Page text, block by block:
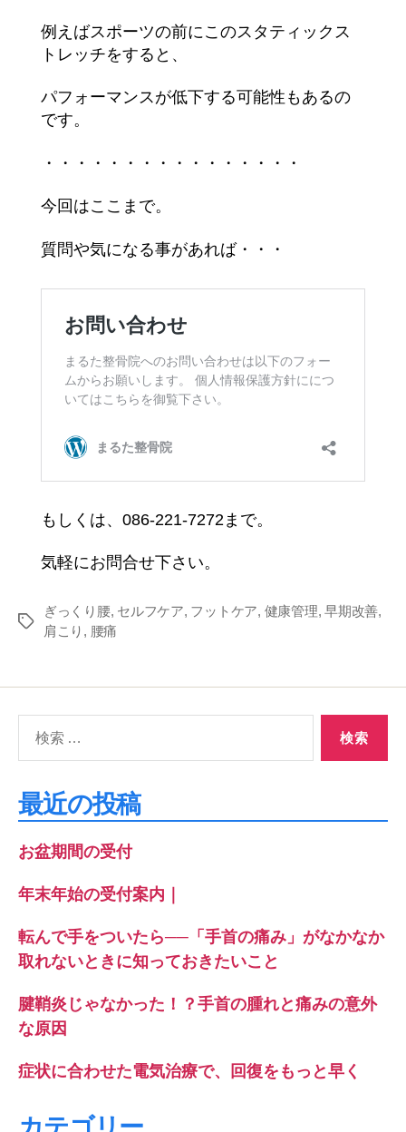
例えばスポーツの前にこのスタティックス
トレッチをすると、
パフォーマンスが低下する可能性もあるの
です。
・・・・・・・・・・・・・・・・
今回はここまで。
質問や気になる事があれば・・・
もしくは、086-221-7272まで。
気軽にお問合せ下さい。
タ
ぎっくり腰, セルフケア, フットケア, 健康管理,早期改善,
肩こり , 腰痛
象:
最近の投稿
お盆期間の受付
年末年始の受付案内｜
転んで手をついたら──「手首の痛み」がなかなか
取れないときに知っておきたいこと
腱鞘炎じゃなかった！？手首の腫れと痛みの意外
な原因
症状に合わせた電気治療で、回復をもっと早く